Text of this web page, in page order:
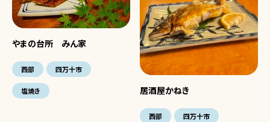
やまの台所 みん家
西部 四万十市
塩焼き 居酒屋かねき
西部 四万十市